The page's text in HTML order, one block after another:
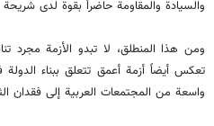
والسيادة والمقاومة حاضراً بقوة لدى شريحة
ومن هذا المنطلق، لا تبدو الأزمة مجرد
تعكس أيضاً أزمة أعمق تتعلق ببناء
واسعة من المجتمعات العربية إلى فقدان